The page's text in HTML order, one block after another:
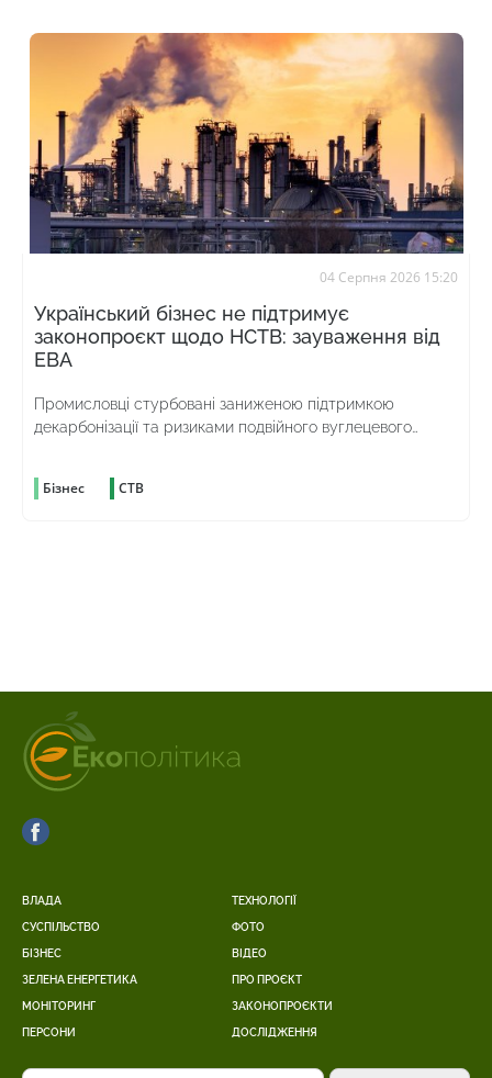
04 Серпня 2026 15:20
Український бізнес не підтримує
законопроєкт щодо НСТВ: зауваження від
ЕВА
Промисловці стурбовані заниженою підтримкою
декарбонізації та ризиками подвійного вуглецевого
Бізнес СТВ
ВЛАДА
СУСПІЛЬСТВО
БІЗНЕС
ЗЕЛЕНА ЕНЕРГЕТИКА
МОНІТОРИНГ
ПЕРСОНИ
ТЕХНОЛОГІЇ
ФОТО
ВІДЕО
ПРО ПРОЄКТ
ЗАКОНОПРОЄКТИ
ДОСЛІДЖЕННЯ